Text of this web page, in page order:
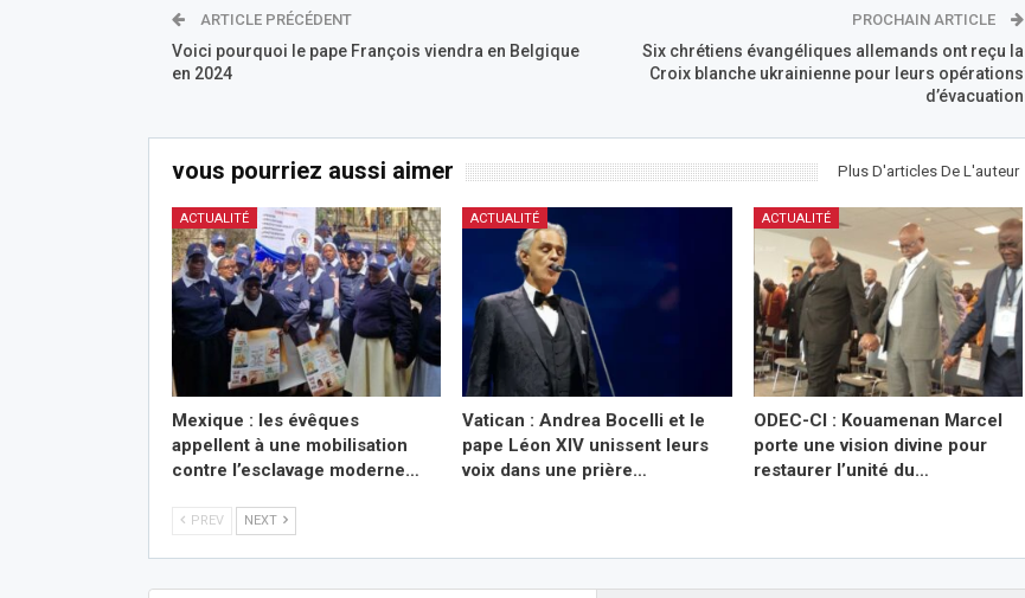
ARTICLE PRÉCÉDENT
Voici pourquoi le pape François viendra en Belgique
en 2024
PROCHAIN ARTICLE
Six chrétiens évangéliques allemands ont reçu la
Croix blanche ukrainienne pour leurs opérations
d’évacuation
vous pourriez aussi aimer Plus D'articles De L'auteur
ACTUALITÉ
Mexique : les évêques
appellent à une mobilisation
contre l’esclavage moderne…
ACTUALITÉ
Vatican : Andrea Bocelli et le
pape Léon XIV unissent leurs
voix dans une prière…
ACTUALITÉ
ODEC-CI : Kouamenan Marcel
porte une vision divine pour
restaurer l’unité du…
PREV NEXT